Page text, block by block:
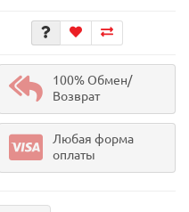
100% Обмен/
Возврат
Любая форма
оплаты